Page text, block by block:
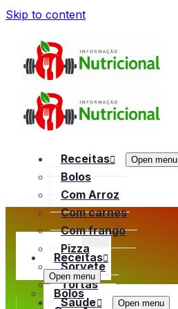
Skip to content
Receitas Open menu
Bolos
Com Arroz
Com carnes
Com frango
Pizza
Sorvete
Tortas
Saúde
Open menu
Receitas
Open menu
Bolos